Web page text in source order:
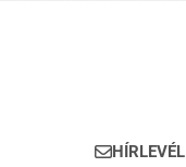
HÍRLEVÉL